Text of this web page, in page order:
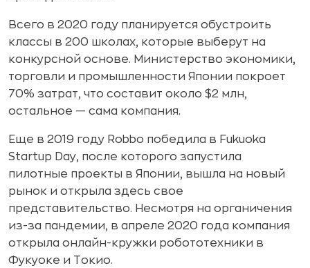
Всего в 2020 году планируется обустроить
классы в 200 школах, которые выберут на
конкурсной основе. Министерство экономики,
торговли и промышленности Японии покроет
70% затрат, что составит около $2 млн,
остальное — сама компания.
Еще в 2019 году Robbo победила в Fukuoka
Startup Day, после которого запустила
пилотные проекты в Японии, вышла на новый
рынок и открыла здесь свое
представительство. Несмотря на органичения
из-за пандемии, в апреле 2020 года компания
открыла онлайн-кружки робототехники в
Фукуоке и Токио.